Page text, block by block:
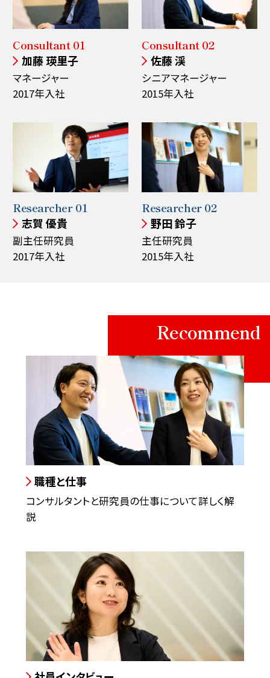
Consultant 01
加藤 瑛里子
マネージャー
2017年入社
Consultant 02
佐藤 渓
シニアマネージャー
2015年入社
Researcher 01
志賀 優貴
副主任研究員
2017年入社
Researcher 02
野田 鈴子
主任研究員
2015年入社
Recommend
職種と仕事
コンサルタントと研究員の仕事について詳しく解
説